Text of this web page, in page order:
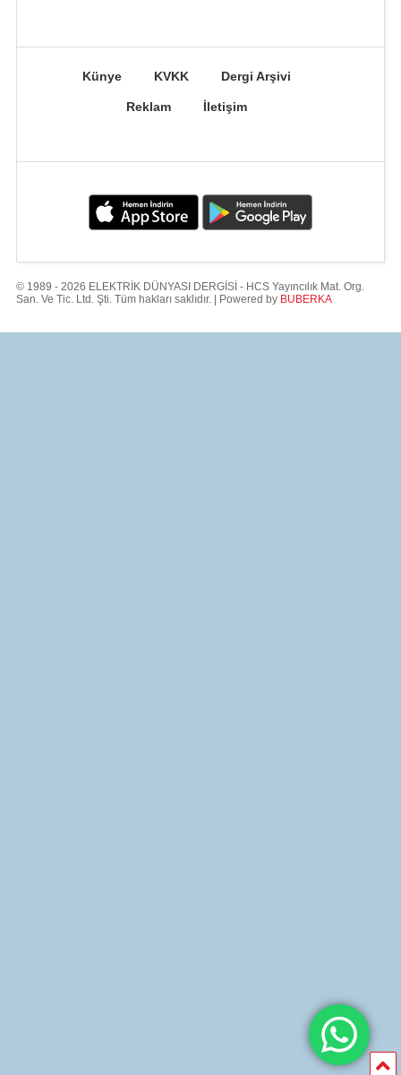
Künye KVKK Dergi Arşivi
Reklam İletişim
© 1989 - 2026 ELEKTRİK DÜNYASI DERGİSİ - HCS Yayıncılık Mat. Org.
San. Ve Tic. Ltd. Şti. Tüm hakları saklıdır. | Powered by BUBERKA